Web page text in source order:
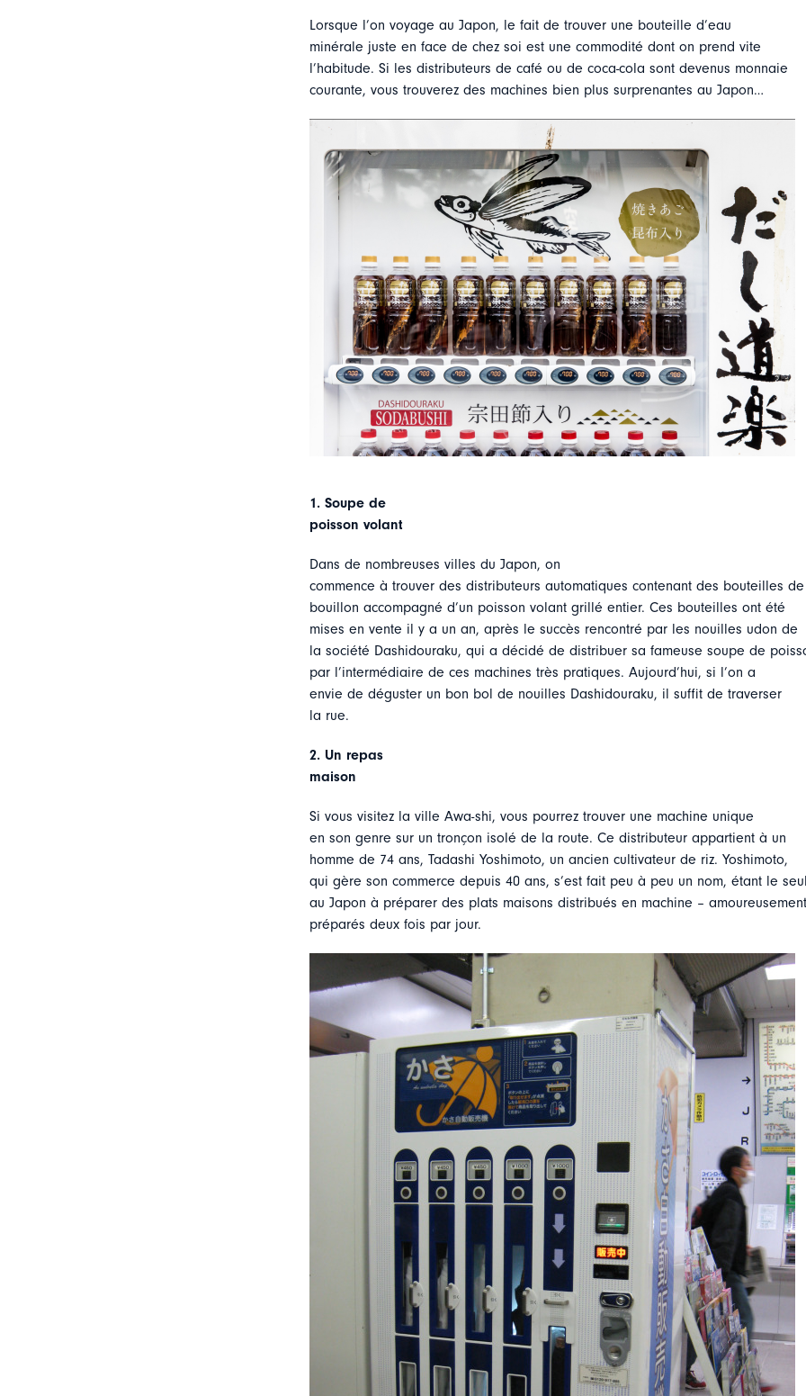
Lorsque l’on voyage au Japon, le fait de trouver une bouteille d’eau
minérale juste en face de chez soi est une commodité dont on prend vite
l’habitude. Si les distributeurs de café ou de coca-cola sont devenus monnaie
courante, vous trouverez des machines bien plus surprenantes au Japon…
1. Soupe de
poisson volant
Dans de nombreuses villes du Japon, on
commence à trouver des distributeurs automatiques contenant des bouteilles de
bouillon accompagné d’un poisson volant grillé entier. Ces bouteilles ont été
mises en vente il y a un an, après le succès rencontré par les nouilles udon de
la société Dashidouraku, qui a décidé de distribuer sa fameuse soupe de
par l’intermédiaire de ces machines très pratiques. Aujourd’hui, si l’on a
envie de déguster un bon bol de nouilles Dashidouraku, il suffit de traverser
la rue.
2. Un repas
maison
Si vous visitez la ville Awa-shi, vous pourrez trouver une machine unique
en son genre sur un tronçon isolé de la route. Ce distributeur appartient à un
homme de 74 ans, Tadashi Yoshimoto, un ancien cultivateur de riz. Yoshimoto,
qui gère son commerce depuis 40 ans, s’est fait peu à peu un nom, étant le
au Japon à préparer des plats maisons distribués en machine – amoureusement
préparés deux fois par jour.